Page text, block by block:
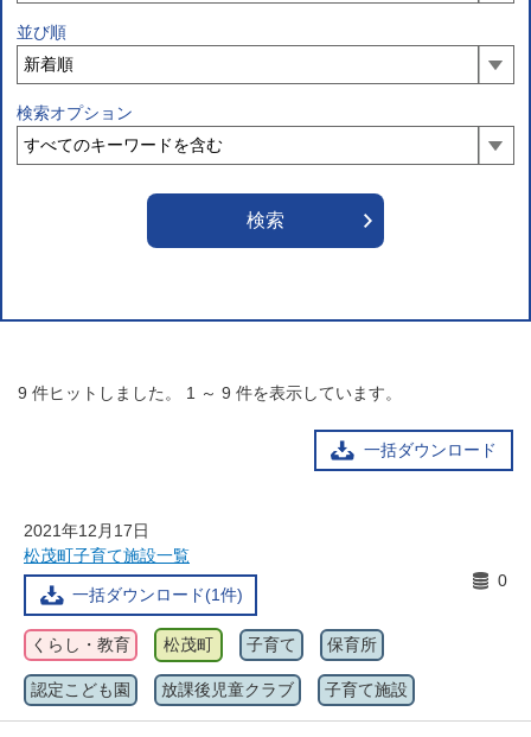
並び順
検索オプション
9 件ヒットしました。 1 ～ 9 件を表示しています。
一括ダウンロード
2021年12月17日
松茂町子育て施設一覧
一括ダウンロード(1件)
0
くらし・教育 松茂町 子育て 保育所
認定こども園 放課後児童クラブ 子育て施設